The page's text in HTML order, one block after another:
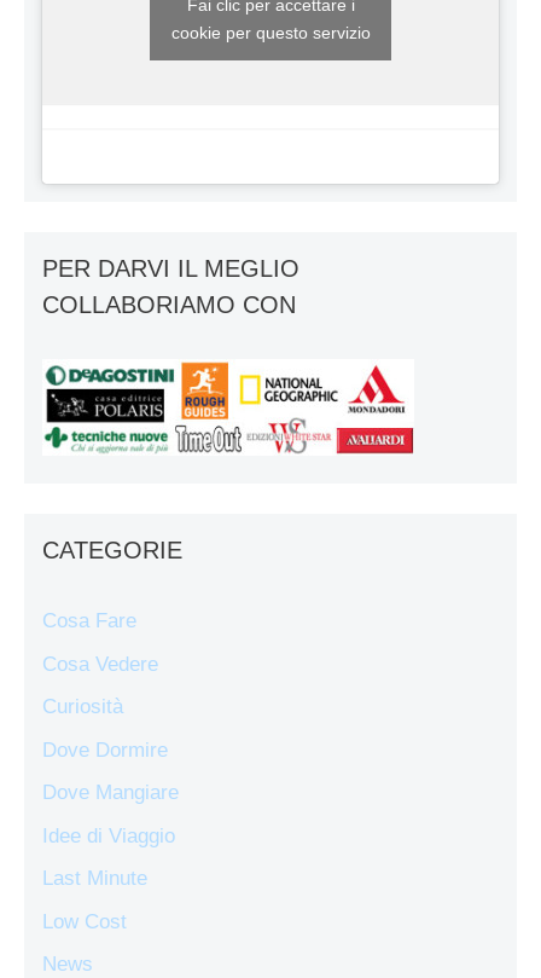
Fai clic per accettare i
cookie per questo servizio
PER DARVI IL MEGLIO
COLLABORIAMO CON
CATEGORIE
Cosa Fare
Cosa Vedere
Curiosità
Dove Dormire
Dove Mangiare
Idee di Viaggio
Last Minute
Low Cost
News